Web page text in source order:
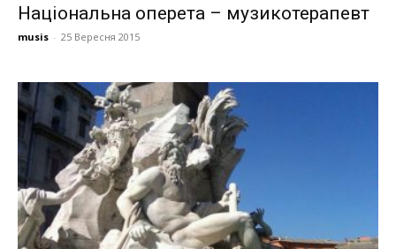
Національна оперета – музикотерапевт
musis - 25 Вересня 2015